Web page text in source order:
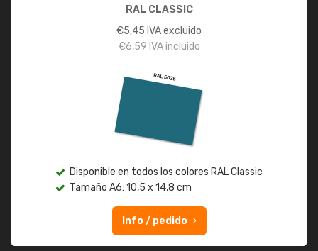
RAL CLASSIC
€5,45 IVA excluido
€6,59 IVA incluido
Disponible en todos los colores RAL Classic
Tamaño A6: 10,5 x 14,8 cm
Info / pedido